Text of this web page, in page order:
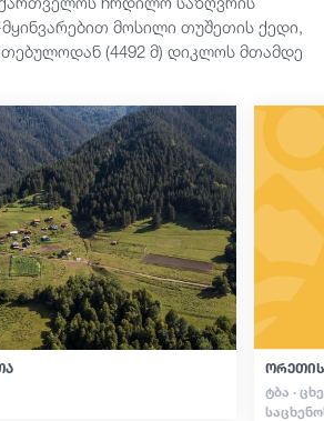
მოსილი თუშეთის ქედი,
(4492 მ) დიკლოს მთამდე
ორეთის
ᲢᲑᲐ ·